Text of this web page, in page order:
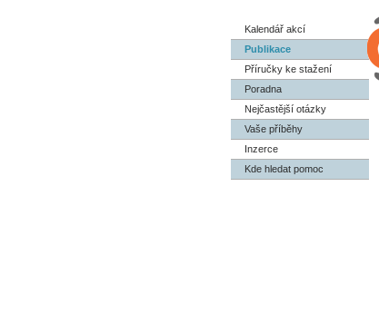
Kalendář akcí
Publikace
Příručky ke stažení
Poradna
Nejčastější otázky
Vaše příběhy
Inzerce
Kde hledat pomoc